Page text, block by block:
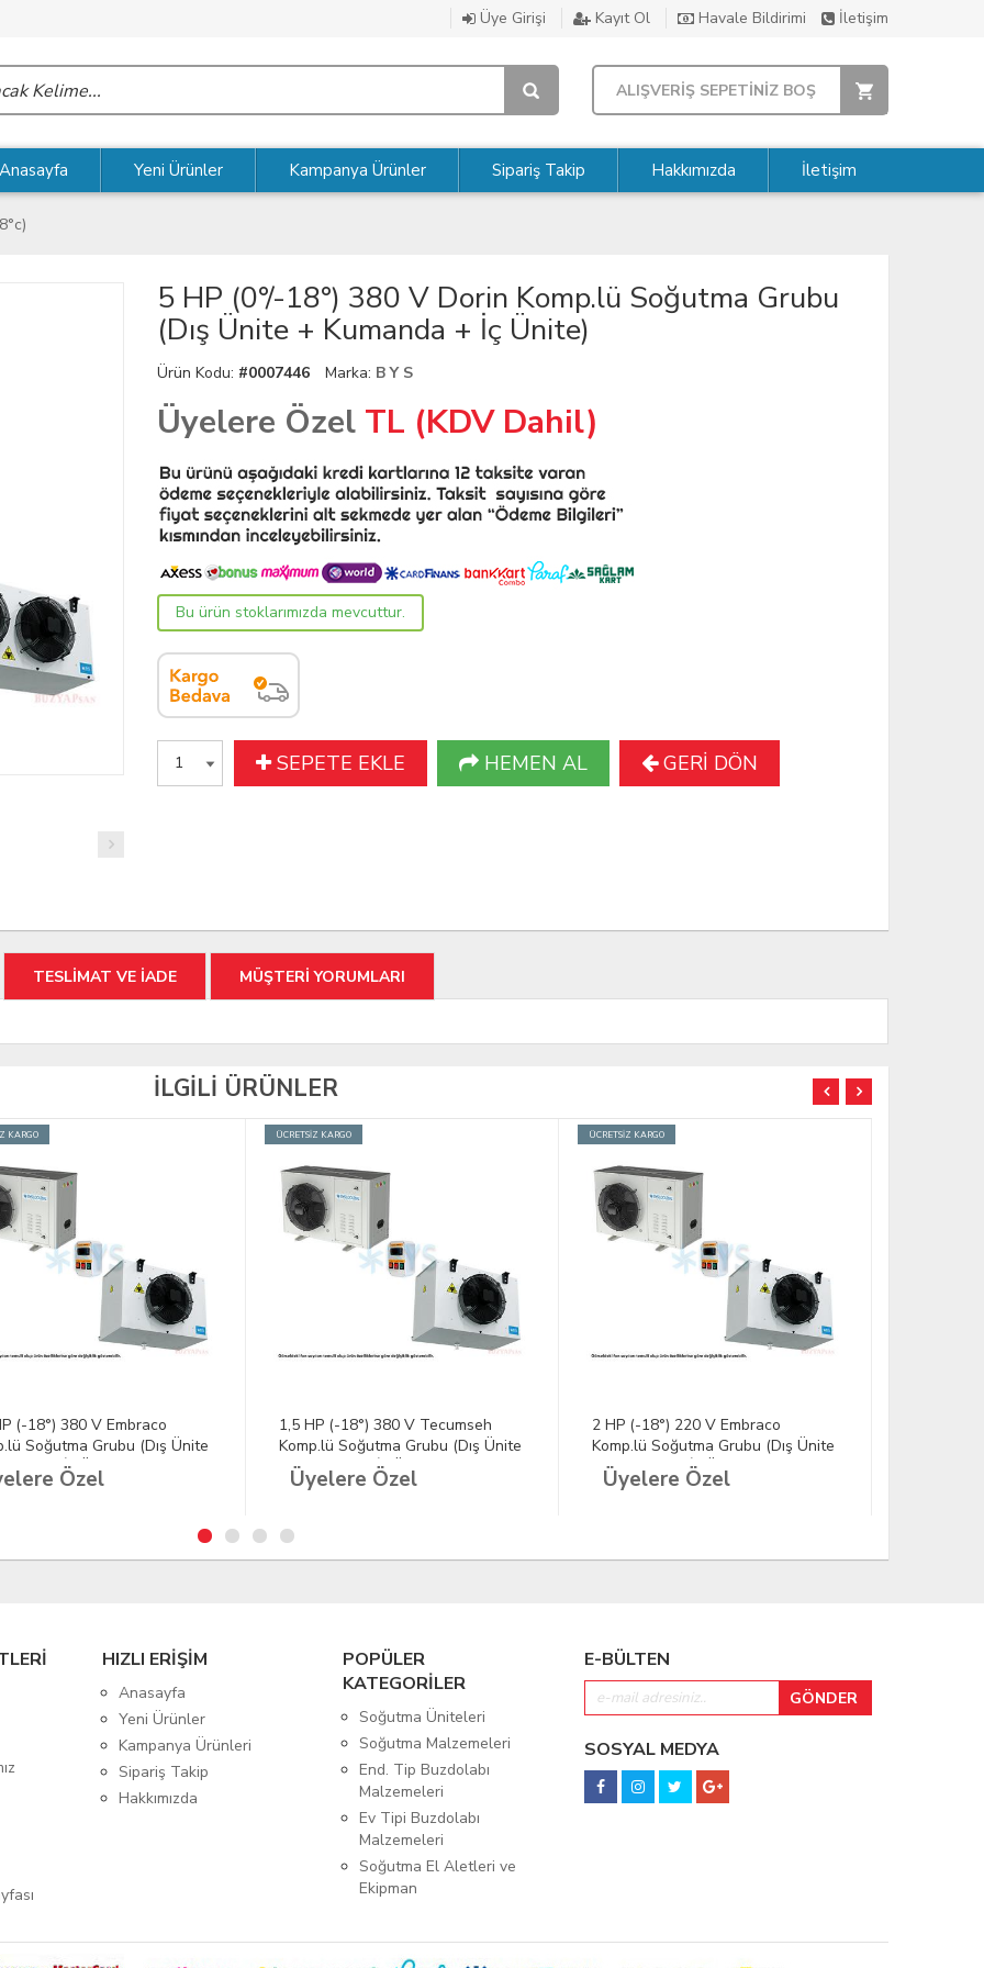
Üye Girişi Kayıt Ol Havale Bildirimi İletişim
ALIŞVERİŞ SEPETİNİZ BOŞ
Anasayfa Yeni Ürünler Kampanya Ürünler Sipariş Takip Hakkımızda İletişim
5 HP (0°/-18°) 380 V Dorin Komp.lü Soğutma Grubu
(Dış Ünite + Kumanda + İç Ünite)
Ürün Kodu: #0007446 Marka: B Y S
Üyelere Özel TL (KDV Dahil)
Bu ürün stoklarımızda mevcuttur.
SEPETE EKLE HEMEN AL GERİ DÖN
TESLİMAT VE İADE MÜŞTERİ YORUMLARI
İLGİLİ ÜRÜNLER
KARGO
(-18°) 380 V Embraco
Soğutma Grubu (Dış Ünite
+ İç Ünite)
Özel
ÜCRETSİZ KARGO
1,5 HP (-18°) 380 V Tecumseh
Komp.lü Soğutma Grubu (Dış Ünite
+ Kumanda + İç Ünite)
Üyelere Özel
ÜCRETSİZ KARGO
2 HP (-18°) 220 V Embraco
Komp.lü Soğutma Grubu (Dış Ünite
+ Kumanda + İç Ünite)
Üyelere Özel
HIZLI ERİŞİM
Anasayfa
Yeni Ürünler
Kampanya Ürünleri
Sipariş Takip
Hakkımızda
POPÜLER
KATEGORİLER
Soğutma Üniteleri
Soğutma Malzemeleri
End. Tip Buzdolabı
Malzemeleri
Ev Tipi Buzdolabı
Malzemeleri
Soğutma El Aletleri ve
Ekipman
E-BÜLTEN
SOSYAL MEDYA